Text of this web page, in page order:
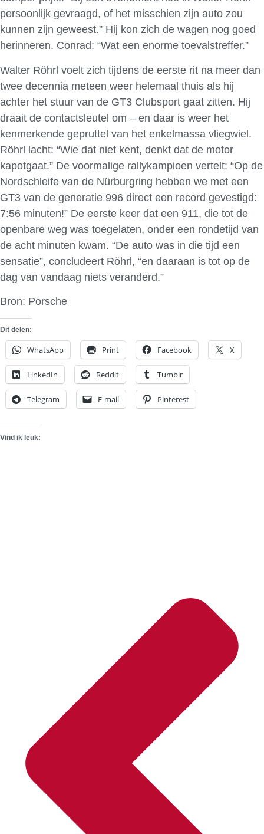
persoonlijk gevraagd, of het misschien zijn auto zou
kunnen zijn geweest.” Hij kon zich de wagen nog goed
herinneren. Conrad: “Wat een enorme toevalstreffer.”
Walter Röhrl voelt zich tijdens de eerste rit na meer dan
twee decennia meteen weer helemaal thuis als hij
achter het stuur van de GT3 Clubsport gaat zitten. Hij
draait de contactsleutel om – en daar is weer het
kenmerkende gepruttel van het enkelmassa vliegwiel.
Röhrl lacht: “Wie dat niet kent, denkt dat de motor
kapotgaat.” De voormalige rallykampioen vertelt: “Op de
Nordschleife van de Nürburgring hebben we met een
GT3 van de generatie 996 direct een record gevestigd:
7:56 minuten!” De eerste keer dat een 911, die tot de
openbare weg was toegelaten, onder een rondetijd van
de acht minuten kwam. “De auto was in die tijd een
sensatie”, concludeert Röhrl, “en daaraan is tot op de
dag van vandaag niets veranderd.”
Bron: Porsche
Dit delen:
WhatsApp Print Facebook X
LinkedIn Reddit Tumblr
Telegram E-mail Pinterest
Vind ik leuk: